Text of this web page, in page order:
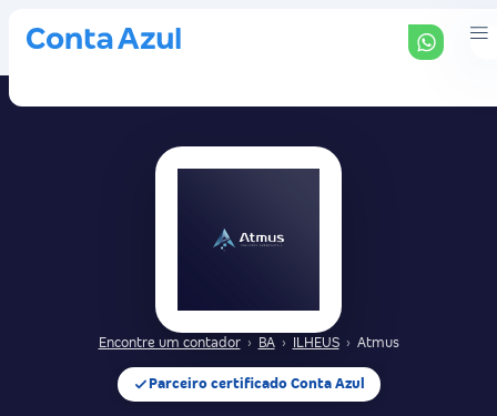
Encontre um contador › BA › ILHEUS › Atmus
Parceiro certificado Conta Azul